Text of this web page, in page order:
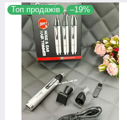
Топ продажів –19%